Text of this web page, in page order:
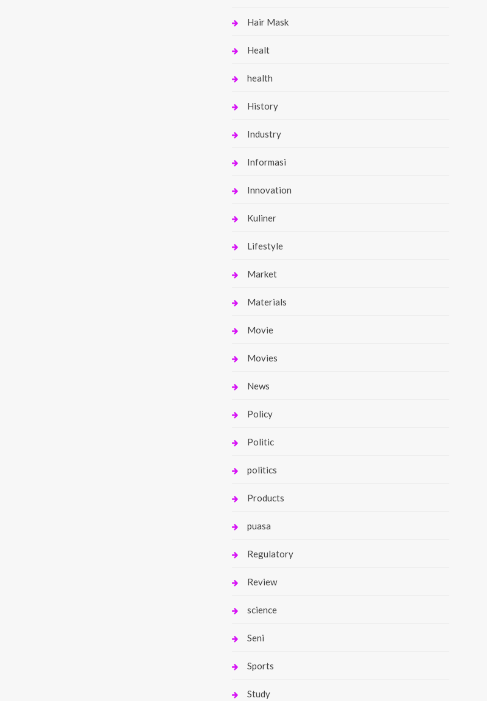
Hair Mask
Healt
health
History
Industry
Informasi
Innovation
Kuliner
Lifestyle
Market
Materials
Movie
Movies
News
Policy
Politic
politics
Products
puasa
Regulatory
Review
science
Seni
Sports
Study